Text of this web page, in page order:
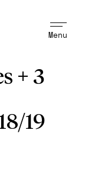
Menu
+ 3
19